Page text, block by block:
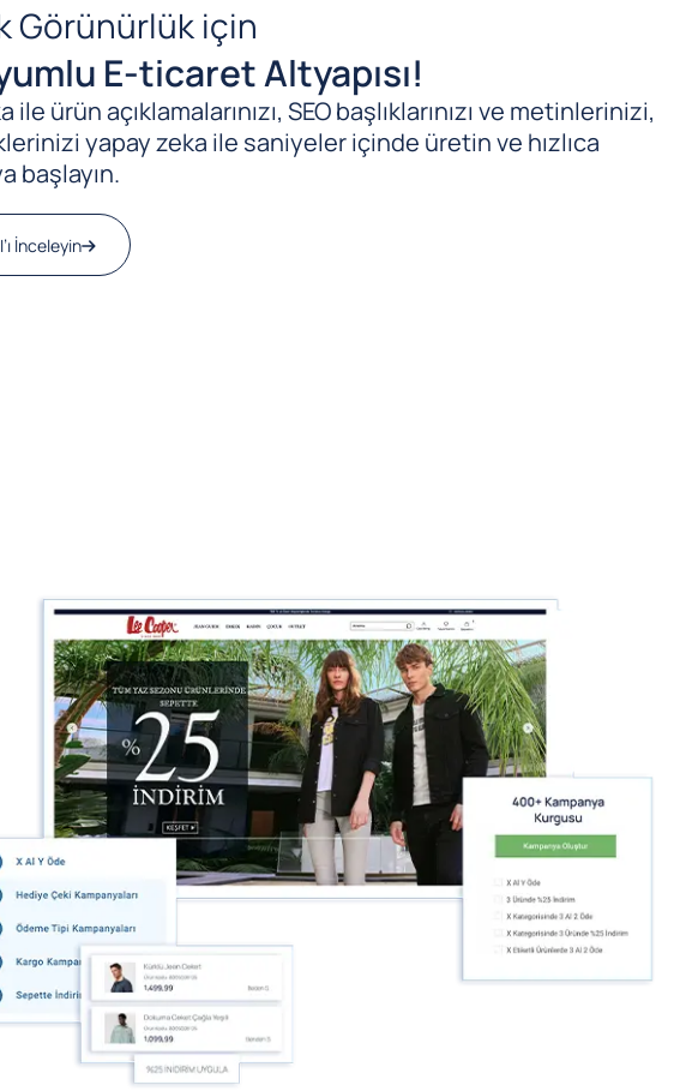
Görünürlük için
E-ticaret Altyapısı!
ile ürün açıklamalarınızı, SEO başlıklarınızı ve metinlerinizi,
yapay zeka ile saniyeler içinde üretin ve hızlıca
başlayın.
İnceleyin